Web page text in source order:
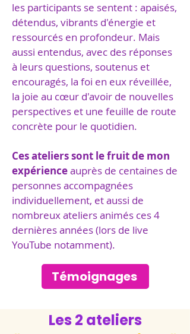
les participants se sentent : apaisés,
détendus, vibrants d'énergie et
ressourcés en profondeur. Mais
aussi entendus, avec des réponses
à leurs questions, soutenus et
encouragés, la foi en eux réveillée,
la joie au cœur d'avoir de nouvelles
perspectives et une feuille de route
concrète pour le quotidien.
Ces ateliers sont le fruit de mon
expérienceauprès de centaines de
personnes accompagnées
individuellement, et aussi de
nombreux ateliers animés ces 4
dernières années (lors de live
YouTube notamment).
Témoignages
Les 2 ateliers